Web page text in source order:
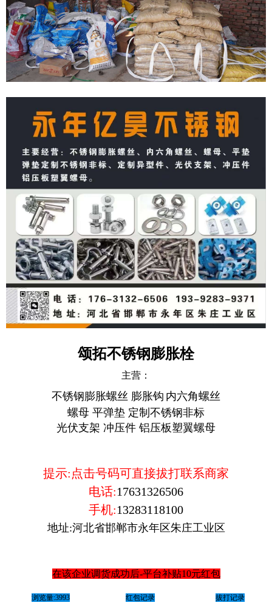
颂拓不锈钢膨胀栓
主营：
不锈钢膨胀螺丝 膨胀钩 内六角螺丝
螺母 平弹垫 定制不锈钢非标
光伏支架 冲压件 铝压板塑翼螺母
提示:点击号码可直接拔打联系商家
电话:17631326506
手机:13283118100
地址:河北省邯郸市永年区朱庄工业区
在该企业调货成功后-平台补贴10元红包
浏览量:3993 红包记录 拔打记录